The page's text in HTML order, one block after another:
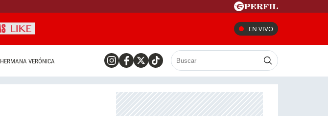
EN VIVO
HERMANA VERÓNICA